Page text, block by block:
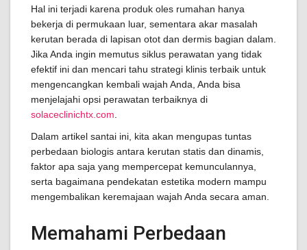
Hal ini terjadi karena produk oles rumahan hanya
bekerja di permukaan luar, sementara akar masalah
kerutan berada di lapisan otot dan dermis bagian dalam.
Jika Anda ingin memutus siklus perawatan yang tidak
efektif ini dan mencari tahu strategi klinis terbaik untuk
mengencangkan kembali wajah Anda, Anda bisa
menjelajahi opsi perawatan terbaiknya di
solaceclinichtx.com
Dalam artikel santai ini, kita akan mengupas tuntas
perbedaan biologis antara kerutan statis dan dinamis,
faktor apa saja yang mempercepat kemunculannya,
serta bagaimana pendekatan estetika modern mampu
mengembalikan keremajaan wajah Anda secara aman.
Memahami Perbedaan